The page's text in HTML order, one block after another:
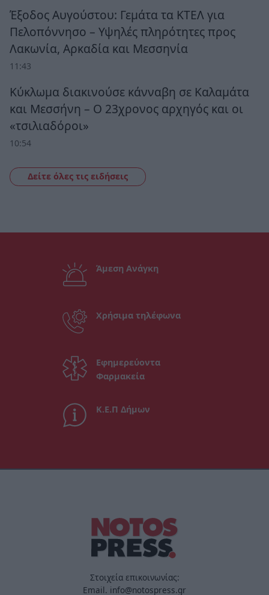
Έξοδος Αυγούστου: Γεμάτα τα ΚΤΕΛ για
Πελοπόννησο – Υψηλές πληρότητες προς
Λακωνία, Αρκαδία και Μεσσηνία
11:43
Κύκλωμα διακινούσε κάνναβη σε Καλαμάτα
και Μεσσήνη – Ο 23χρονος αρχηγός και οι
«τσιλιαδόροι»
10:54
Δείτε όλες τις ειδήσεις
Άμεση Ανάγκη
Χρήσιμα τηλέφωνα
Εφημερεύοντα
Φαρμακεία
Κ.Ε.Π Δήμων
Στοιχεία επικοινωνίας:
Email. info@notospress.gr